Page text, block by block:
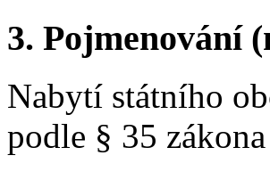
3. Pojmenování
Nabytí státního
podle § 35